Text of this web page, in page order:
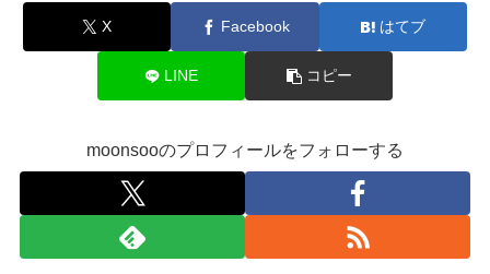
X Facebook はてブ
LINE コピー
moonsooのプロフィールをフォローする